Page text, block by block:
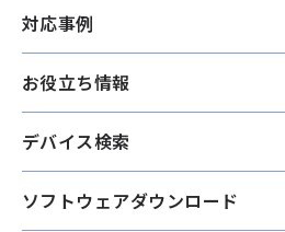
対応事例
お役立ち情報
デバイス検索
ソフトウェアダウンロード